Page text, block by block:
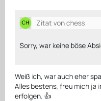
Zitat von chess
Sorry, war keine böse
Weiß ich, war auch eher
Alles bestens, freu mich ja
erfolgen. 👍